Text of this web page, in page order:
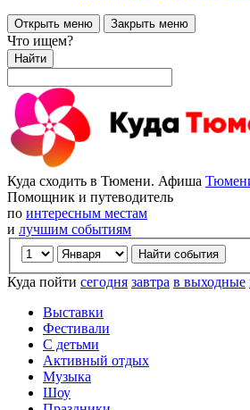
Открыть меню Закрыть меню
Что ищем?
Найти
Куда сходить в Тюмени. Афиша
Помощник и путеводитель
по интересным местам
и лучшим событиям
Куда пойти сегодня завтра в выходные
Выставки
Фестивали
С детьми
Активный отдых
Музыка
Шоу